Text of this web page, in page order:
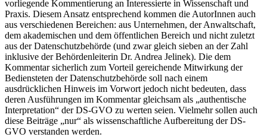
vorliegende Kommentierung an Interessierte in Wissenschaft und
Praxis. Diesem Ansatz entsprechend kommen die AutorInnen auch
aus verschiedenen Bereichen: aus Unternehmen, der Anwaltschaft,
dem akademischen und dem öffentlichen Bereich und nicht zuletzt
aus der Datenschutzbehörde (und zwar gleich sieben an der Zahl
inklusive der Behördenleiterin Dr. Andrea Jelinek). Die dem
Kommentar sicherlich zum Vorteil gereichende Mitwirkung der
Bediensteten der Datenschutzbehörde soll nach einem
ausdrücklichen Hinweis im Vorwort jedoch nicht bedeuten, dass
deren Ausführungen im Kommentar gleichsam als „authentische
Interpretation“ der DS-GVO zu werten seien. Vielmehr sollen auch
diese Beiträge „nur“ als wissenschaftliche Aufbereitung der DS-
GVO verstanden werden.